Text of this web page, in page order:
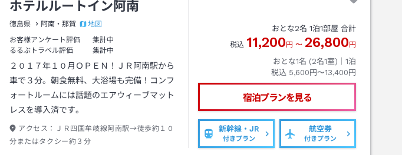
ホテルルートイン阿南
徳島県 阿南・那賀
地図
お客様アンケート評価
集計中
るるぶトラベル評価
集計中
２０１７年１０月ＯＰＥＮ！ＪＲ阿南駅から
車で３分。朝食無料、大浴場も完備！コンフ
ォートルームには話題のエアウィーブマット
レスを導入済です。
アクセス：
ＪＲ四国牟岐線阿南駅→徒歩約１０
分またはタクシー約３分
おとな2名 1泊1部屋 合計
税込 11,200 円 〜 26,800 円
おとな1名 (2名1室)｜ 1泊
税込 5,600円〜13,400円
宿泊プランを見る
新幹線・JR
付きプラン
航空券
付きプラン